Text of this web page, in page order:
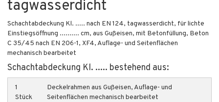
tagwasserdicht
Schachtabdeckung Kl. ..... nach EN 124, tagwasserdicht, für lichte
Einstiegsöffnung .......... cm, aus Gußeisen, mit Betonfüllung, Beton
C 35/45 nach EN 206-1, XF4, Auflage- und Seitenflächen
mechanisch bearbeitet
Schachtabdeckung Kl. ..... bestehend aus:
1
Stück
Deckelrahmen aus Gußeisen, Auflage- und
Seitenflächen mechanisch bearbeitet